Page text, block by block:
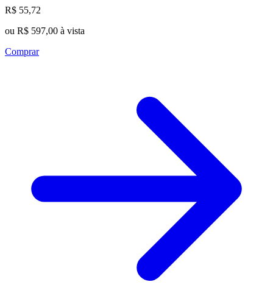
R$ 55,72
ou R$ 597,00 à vista
Comprar